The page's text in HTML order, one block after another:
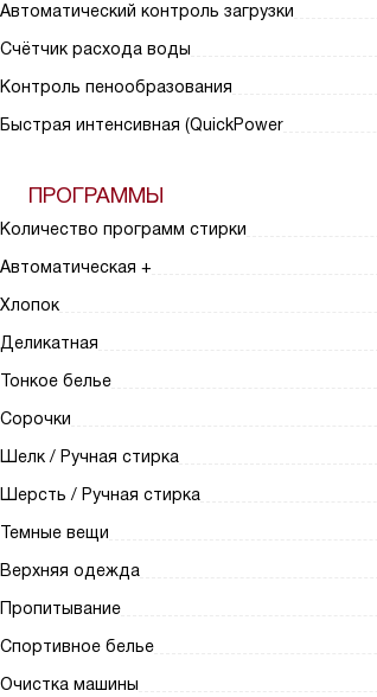
Автоматический контроль загрузки
Счётчик расхода воды
Контроль пенообразования
Быстрая интенсивная (QuickPower
ПРОГРАММЫ
Количество программ стирки
Автоматическая +
Хлопок
Деликатная
Тонкое белье
Сорочки
Шелк / Ручная стирка
Шерсть / Ручная стирка
Темные вещи
Верхняя одежда
Пропитывание
Спортивное белье
Очистка машины